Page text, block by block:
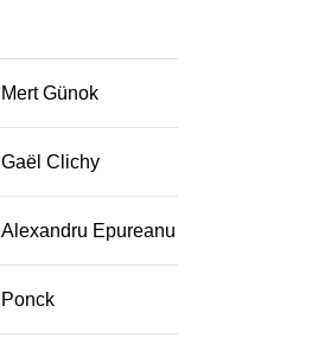
Mert Günok
Gaël Clichy
Alexandru Epureanu
Ponck